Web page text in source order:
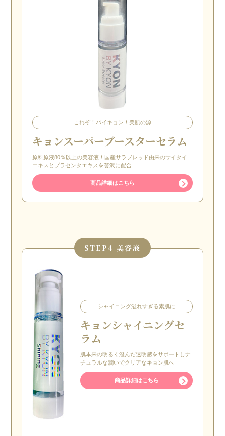
これぞ！バイキョン！美肌の源
キョンスーパーブースターセラム
原料原液80％以上の美容液！国産サラブレッド由来のサイタイ
エキスとプラセンタエキスを贅沢に配合
商品詳細はこちら
STEP 4 美容液
シャイニング溢れすぎる素肌に
キョンシャイニングセ
ラム
肌本来の明るく澄んだ透明感をサポートしナ
チュラルな潤いでクリアなキョン肌へ
商品詳細はこちら